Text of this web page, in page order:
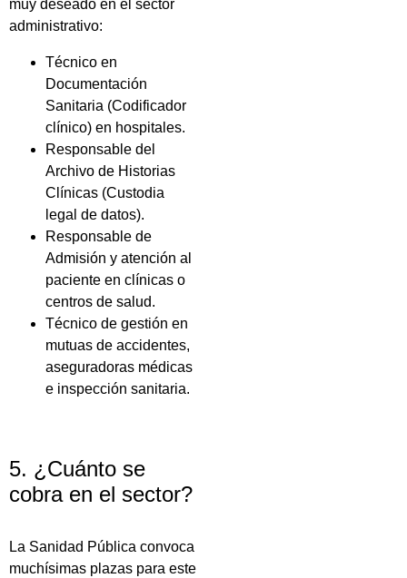
muy deseado en el sector
administrativo:
Técnico en
Documentación
Sanitaria (Codificador
clínico) en hospitales.
Responsable del
Archivo de Historias
Clínicas (Custodia
legal de datos).
Responsable de
Admisión y atención al
paciente en clínicas o
centros de salud.
Técnico de gestión en
mutuas de accidentes,
aseguradoras médicas
e inspección sanitaria.
5. ¿Cuánto se
cobra en el sector?
La Sanidad Pública convoca
muchísimas plazas para este